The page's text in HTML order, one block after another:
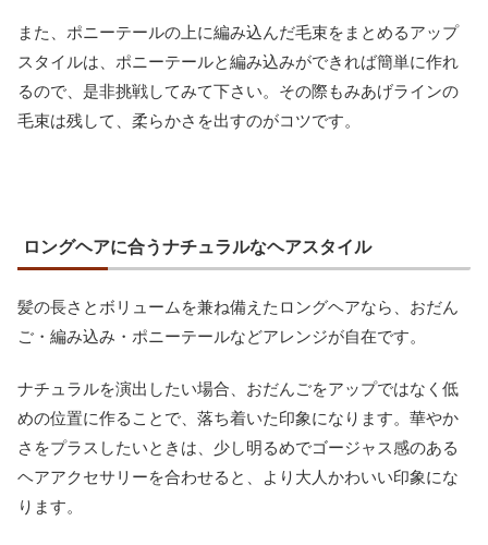
また、ポニーテールの上に編み込んだ毛束をまとめるアップ
スタイルは、ポニーテールと編み込みができれば簡単に作れ
るので、是非挑戦してみて下さい。その際もみあげラインの
毛束は残して、柔らかさを出すのがコツです。
ロングヘアに合うナチュラルなヘアスタイル
髪の長さとボリュームを兼ね備えたロングヘアなら、おだん
ご・編み込み・ポニーテールなどアレンジが自在です。
ナチュラルを演出したい場合、おだんごをアップではなく低
めの位置に作ることで、落ち着いた印象になります。華やか
さをプラスしたいときは、少し明るめでゴージャス感のある
ヘアアクセサリーを合わせると、より大人かわいい印象にな
ります。